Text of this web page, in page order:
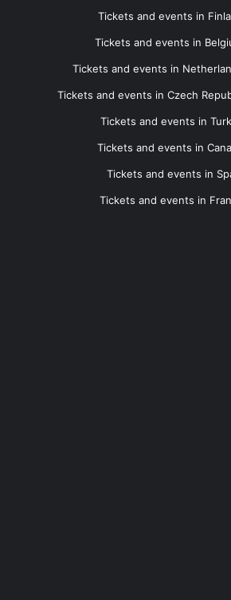
Tickets and events in
Tickets and events in
Tickets and events in
Tickets and events in Czech
Tickets and events in
Tickets and events in
Tickets and events in
Tickets and events in